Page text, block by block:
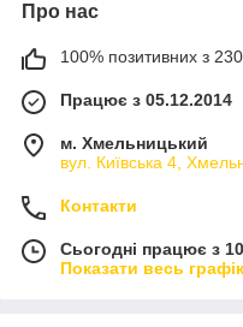
Про нас
100% позитивних з 230
Працює з 05.12.2014
м. Хмельницький
вул. Київська 4,
Контакти
Сьогодні працює з
Показати весь